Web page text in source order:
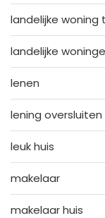
landelijke woning
landelijke
lenen
lening oversluiten
leuk huis
makelaar
makelaar huis